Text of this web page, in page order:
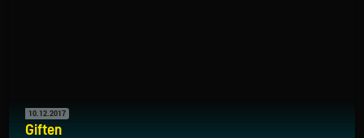
10.12.2017
Giften